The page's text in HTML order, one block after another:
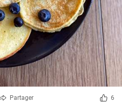
Partager 6